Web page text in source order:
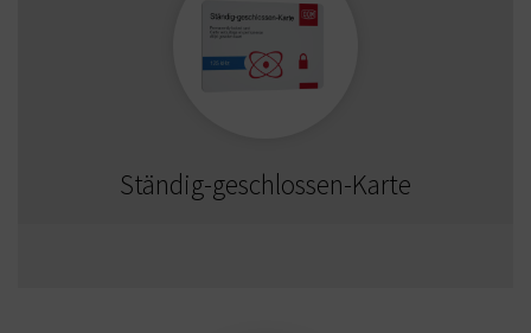
Ständig-geschlossen-Karte